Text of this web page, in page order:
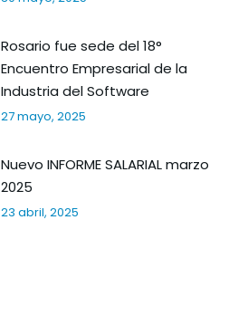
Rosario fue sede del 18°
Encuentro Empresarial de la
Industria del Software
27 mayo, 2025
Nuevo INFORME SALARIAL marzo
2025
23 abril, 2025